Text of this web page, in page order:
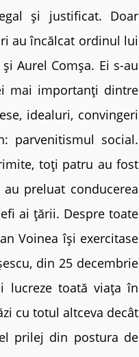
și justificat. Doar
au încălcat ordinul lui
Aurel Comșa. Ei s-au
mai importanți dintre
idealuri, convingeri
parvenitismul social.
toți patru au fost
preluat conducerea
ai țării. Despre toate
Voinea își exercitase
din 25 decembrie
lucreze toată viața în
cu totul altceva decât
prilej din postura de